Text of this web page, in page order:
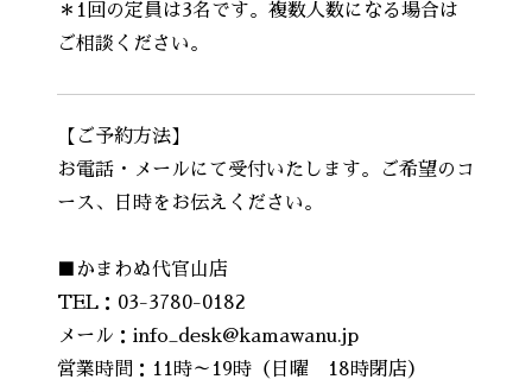
＊1回の定員は3名です。複数人数になる場合は
ご相談ください。
【ご予約方法】
お電話・メールにて受付いたします。ご希望のコ
ース、日時をお伝えください。
■かまわぬ代官山店
TEL：03-3780-0182
メール：info_desk@kamawanu.jp
営業時間：11時～19時（日曜 18時閉店）